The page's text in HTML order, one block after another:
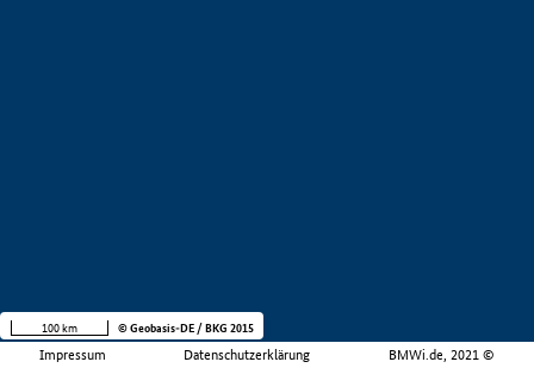
Impressum Datenschutzerklärung BMWi.de, 2021 ©
100 km © Geobasis-DE / BKG 2015